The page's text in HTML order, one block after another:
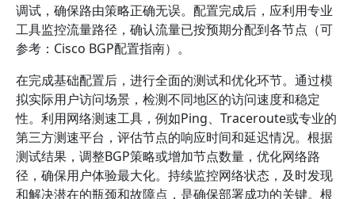
调试，确保路由策略正确无误。配置完成后，应利用专业
工具监控流量路径，确认流量已按预期分配到各节点（可
参考：Cisco BGP配置指南）。
在完成基础配置后，进行全面的测试和优化环节。通过模
拟实际用户访问场景，检测不同地区的访问速度和稳定
性。利用网络测速工具，例如Ping、Traceroute或专业的
第三方测速平台，评估节点的响应时间和延迟情况。根据
测试结果，调整BGP策略或增加节点数量，优化网络路
径，确保用户体验最大化。持续监控网络状态，及时发现
和解决潜在的瓶颈和故障点，是确保部署成功的关键。根